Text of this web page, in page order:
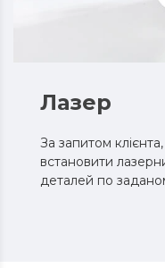
Лазер
За запитом
встановити
деталей по